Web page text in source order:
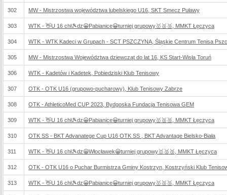
302 MW - Mistrzostwa województwa lubelskiego U16, SKT Smecz Puławy
303 WTK - 👋U 16 chł🎾dz😀Pabianice😀turniej grupowy🥇🥈🥉, MMKT Łęczyca
304 WTK - WTK Kadeci w Grupach - SCT PSZCZYNA, Śląskie Centrum Tenisa
305 MW - Mistrzostwa Województwa dziewcząt do lat 16, KS Start-Wisła Toruń
306 WTK - Kadetów i Kadetek, Pobiedziski Klub Tenisowy
307 OTK - OTK U16 (grupowo-pucharowy), Klub Tenisowy Zabrze
308 OTK - AthleticoMed CUP 2023, Bydgoska Fundacja Tenisowa GEM
309 WTK - 👋U 16 chł🎾dz😀Pabianice😀turniej grupowy🥇🥈🥉, MMKT Łęczyca
310 OTK SS - BKT Advanatege Cup U16 OTK SS , BKT Advantage Bielsko-Biała
311 WTK - 👋U 16 chł🎾dz😀Włocławek😀turniej grupowy🥇🥈🥉, MMKT Łęczyca
312 OTK - OTK U16 o Puchar Burmistrza Gminy Kostrzyn, Kostrzyński Klub
313 WTK - 👋U 16 chł🎾dz😀Pabianice😀turniej grupowy🥇🥈🥉, MMKT Łęczyca